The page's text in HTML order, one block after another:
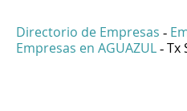
Directorio de Empresas -
Empresas en AGUAZUL - Tx